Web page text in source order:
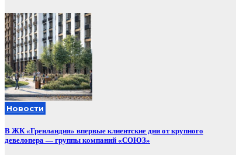
Новости
В ЖК «Гренландия» впервые клиентские дни от крупного
девелопера — группы компаний «СОЮЗ»